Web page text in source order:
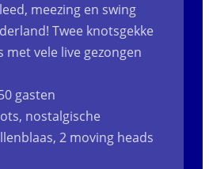
meezing en swing
Twee knotsgekke
met vele live gezongen
gasten
nostalgische
2 moving heads